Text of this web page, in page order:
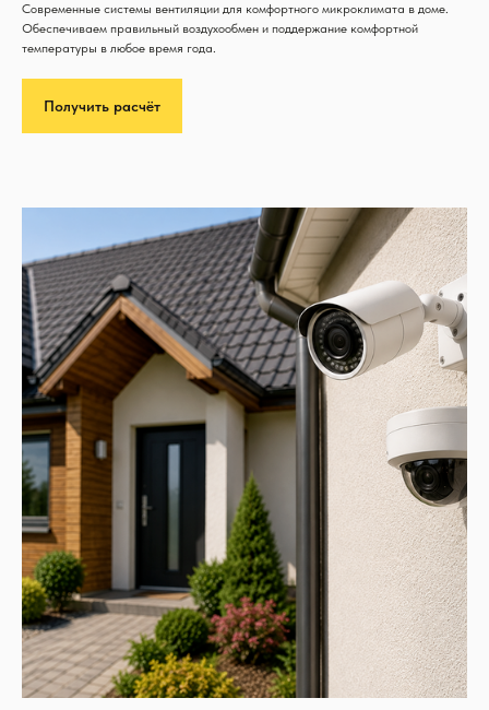
Современные системы вентиляции для комфортного микроклимата в доме.
Обеспечиваем правильный воздухообмен и поддержание комфортной
температуры в любое время года.
Получить расчёт